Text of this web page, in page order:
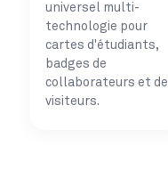
universel multi-
technologie pour
cartes d'étudiants,
badges de
collaborateurs et de
visiteurs.